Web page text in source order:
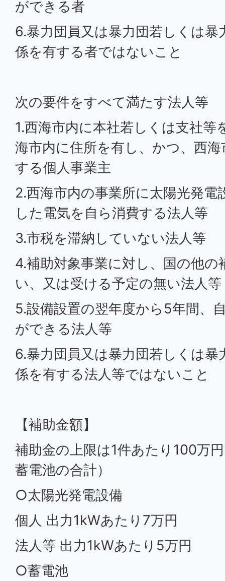
ができる者
6.暴力団員又は暴力団若しくは暴
係を有する者ではないこと
次の要件をすべて満たす法人等
1.西海市内に本社若しくは支社等
海市内に住所を有し、かつ、西
する個人事業主
2.西海市内の事業所に太陽光発電
した電気を自ら消費する法人等
3.市税を滞納していない法人等
4.補助対象事業に対し、国の他
い、又は受ける予定の無い法人等
5.設備設置の翌年度から5年間、
ができる法人等
6.暴力団員又は暴力団若しくは暴
係を有する法人等ではないこと
【補助金額】
補助金の上限は1件あたり100万
蓄電池の合計）
○太陽光発電設備
個人 出力1kWあたり7万円
法人等 出力1kWあたり5万円
○蓄電池